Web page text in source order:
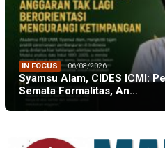
IN FOCUS 06/08/2026
Syamsu Alam, CIDES ICMI:
Semata Formalitas, An…